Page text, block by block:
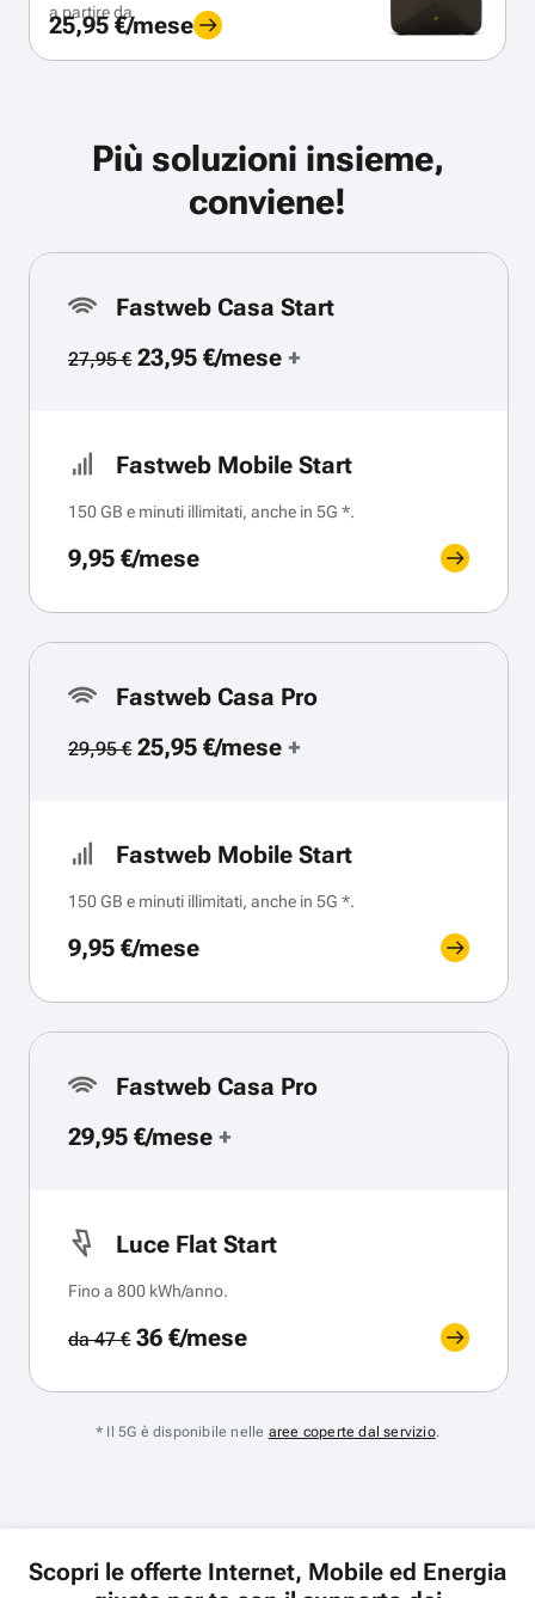
a partire da
25,95 €/mese
Più soluzioni insieme,
conviene!
Fastweb Casa Start
27,95 €23,95 €/mese+
Fastweb Mobile Start
150 GB e minuti illimitati, anche in 5G *.
9,95 €/mese
Fastweb Casa Pro
29,95 €25,95 €/mese+
Fastweb Mobile Start
150 GB e minuti illimitati, anche in 5G *.
9,95 €/mese
Fastweb Casa Pro
29,95 €/mese +
Luce Flat Start
Fino a 800 kWh/anno.
da 47 €36 €/mese
* Il 5G è disponibile nelle aree coperte dal servizio.
Scopri le offerte Internet, Mobile ed Energia